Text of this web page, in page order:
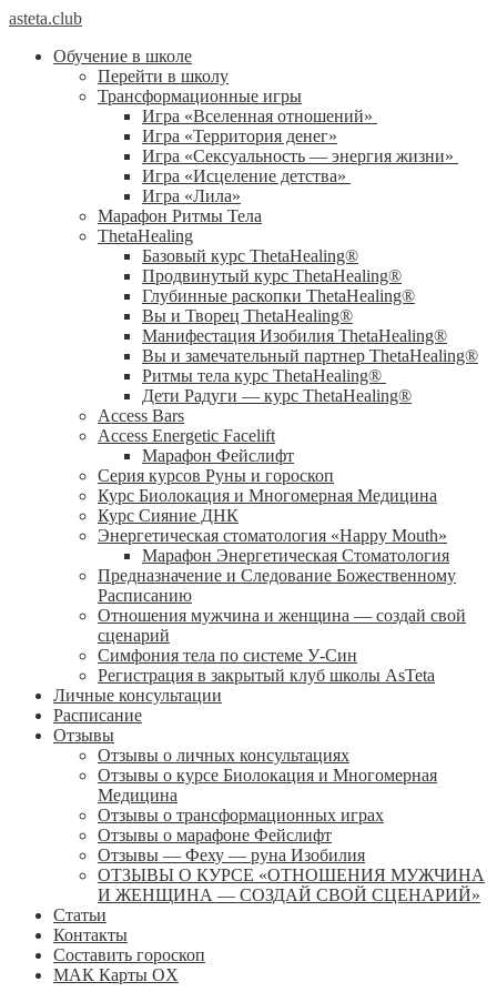
asteta.club
Обучение в школе
Перейти в школу
Трансформационные игры
Игра «Вселенная отношений»
Игра «Территория денег»
Игра «Сексуальность — энергия жизни»
Игра «Исцеление детства»
Игра «Лила»
Марафон Ритмы Тела
ThetaHealing
Базовый курс ThetaHealing®
Продвинутый курс ThetaHealing®
Глубинные раскопки ThetaHealing®
Вы и Творец ThetaHealing®
Манифестация Изобилия ThetaHealing®
Вы и замечательный партнер ThetaHealing®
Ритмы тела курс ThetaHealing®
Дети Радуги — курс ThetaHealing®
Access Bars
Access Energetic Facelift
Марафон Фейслифт
Серия курсов Руны и гороскоп
Курс Биолокация и Многомерная Медицина
Курс Сияние ДНК
Энергетическая стоматология «Happy Mouth»
Марафон Энергетическая Cтоматология
Предназначение и Следование Божественному
Расписанию
Отношения мужчина и женщина — создай свой
сценарий
Симфония тела по системе У-Син
Регистрация в закрытый клуб школы AsTeta
Личные консультации
Расписание
Отзывы
Отзывы о личных консультациях
Отзывы о курсе Биолокация и Многомерная
Медицина
Отзывы о трансформационных играх
Отзывы о марафоне Фейслифт
Отзывы — Феху — руна Изобилия
ОТЗЫВЫ О КУРСЕ «ОТНОШЕНИЯ МУЖЧИНА
И ЖЕНЩИНА — СОЗДАЙ СВОЙ СЦЕНАРИЙ»
Статьи
Контакты
Составить гороскоп
МАК Карты OХ